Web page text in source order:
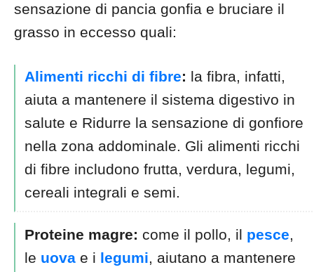
sensazione di pancia gonfia e bruciare il
grasso in eccesso quali:
Alimenti ricchi di fibre: la fibra, infatti,
aiuta a mantenere il sistema digestivo in
salute e Ridurre la sensazione di gonfiore
nella zona addominale. Gli alimenti ricchi
di fibre includono frutta, verdura, legumi,
cereali integrali e semi.
Proteine magre: come il pollo, il pesce,
le uova e i legumi, aiutano a mantenere